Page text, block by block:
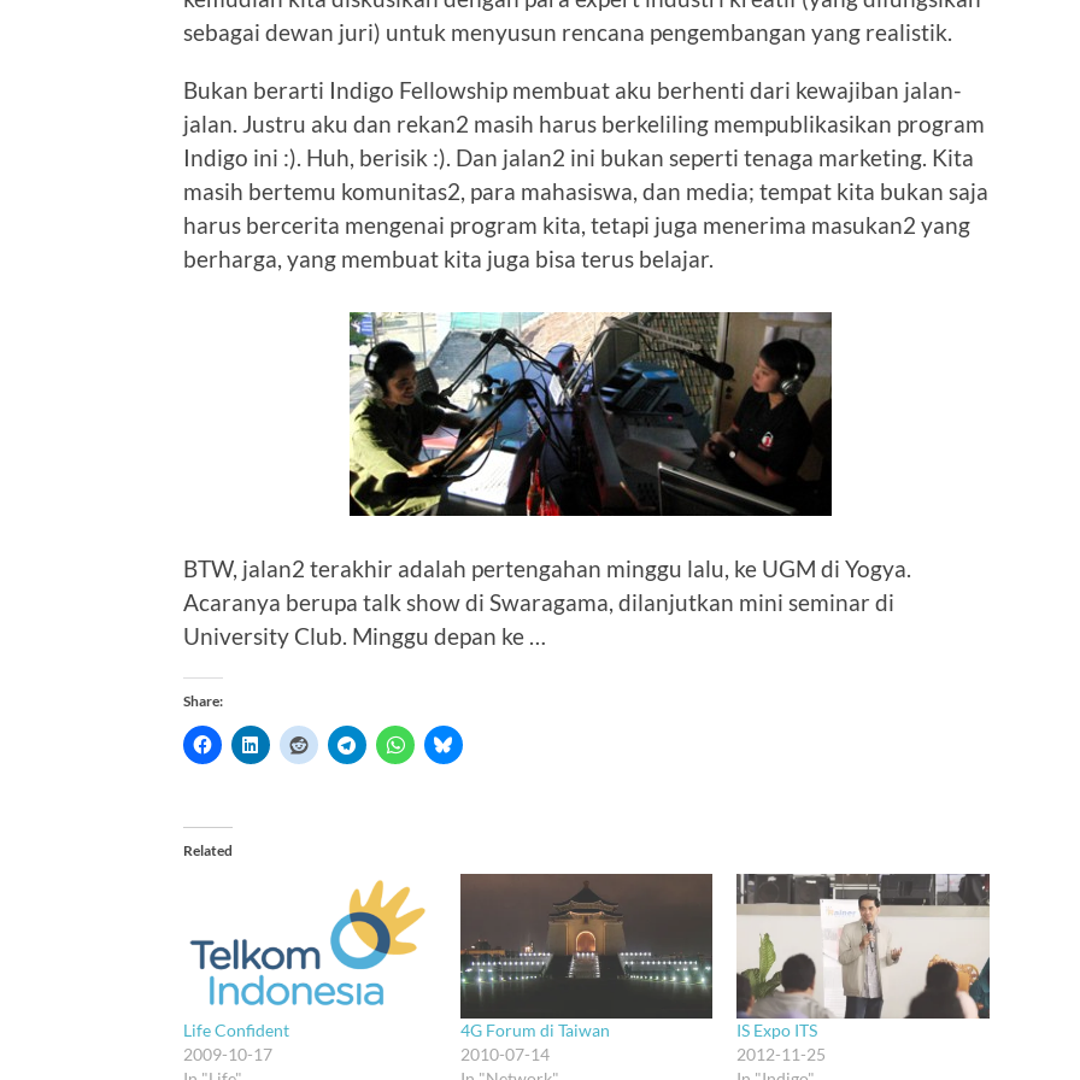
sebagai dewan juri) untuk menyusun rencana pengembangan yang realistik.
Bukan berarti Indigo Fellowship membuat aku berhenti dari kewajiban jalan-
jalan. Justru aku dan rekan2 masih harus berkeliling mempublikasikan program
Indigo ini :). Huh, berisik :). Dan jalan2 ini bukan seperti tenaga marketing. Kita
masih bertemu komunitas2, para mahasiswa, dan media; tempat kita bukan saja
harus bercerita mengenai program kita, tetapi juga menerima masukan2 yang
berharga, yang membuat kita juga bisa terus belajar.
BTW, jalan2 terakhir adalah pertengahan minggu lalu, ke UGM di Yogya.
Acaranya berupa talk show di Swaragama, dilanjutkan mini seminar di
University Club. Minggu depan ke …
Share:
Related
Life Confident
2009-10-17
4G Forum di Taiwan
2010-07-14
IS Expo ITS
2012-11-25